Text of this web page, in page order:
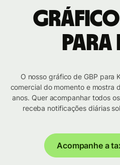
Gráfico
para
O nosso gráfico de GBP para
comercial do momento e mostra
anos. Quer acompanhar todos
receba notificações diárias
Acompanhe a